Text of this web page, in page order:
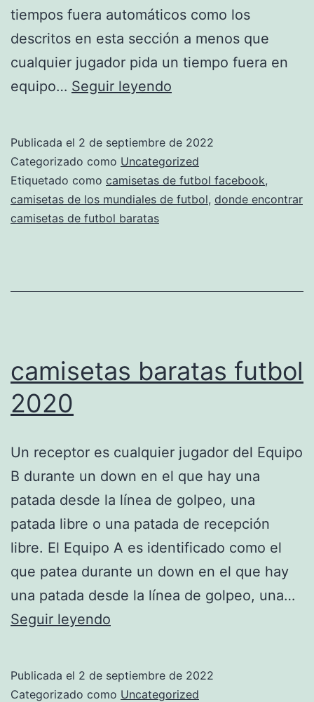
tiempos fuera automáticos como los
descritos en esta sección a menos que
cualquier jugador pida un tiempo fuera en
equipo… Seguir leyendo
Publicada el 2 de septiembre de 2022
Categorizado como Uncategorized
Etiquetado como camisetas de futbol facebook,
camisetas de los mundiales de futbol, donde encontrar
camisetas de futbol baratas
camisetas baratas futbol
2020
Un receptor es cualquier jugador del Equipo
B durante un down en el que hay una
patada desde la línea de golpeo, una
patada libre o una patada de recepción
libre. El Equipo A es identificado como el
que patea durante un down en el que hay
una patada desde la línea de golpeo, una…
Seguir leyendo
2020
Publicada el 2 de septiembre de 2022
Categorizado como Uncategorized